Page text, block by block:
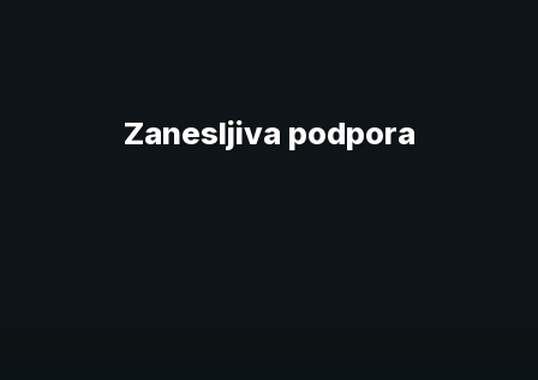
Zanesljiva podpora